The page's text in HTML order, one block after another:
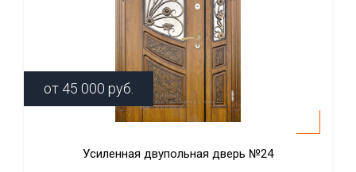
от 45 000 руб.
Усиленная двупольная дверь №24